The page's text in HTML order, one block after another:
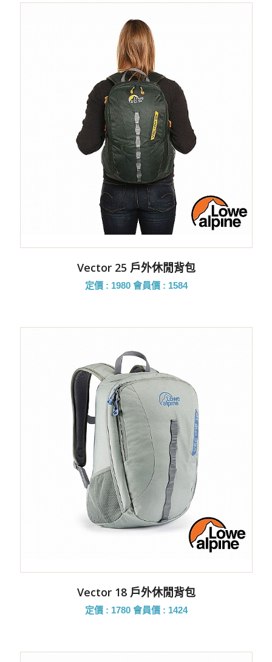
Vector 25 戶外休閒背包
定價 : 1980 會員價 : 1584
Vector 18 戶外休閒背包
定價 : 1780 會員價 : 1424